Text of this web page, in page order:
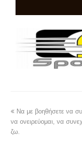
Να με βοηθήσετε να
να ονειρεύομαι, να
ζω.